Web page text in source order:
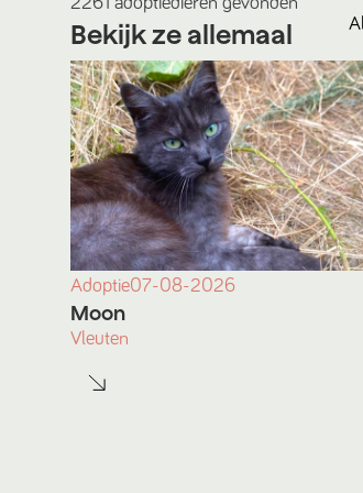
Bekijk ze allemaal
Adoptie07-08-2026
Moon
Vleuten